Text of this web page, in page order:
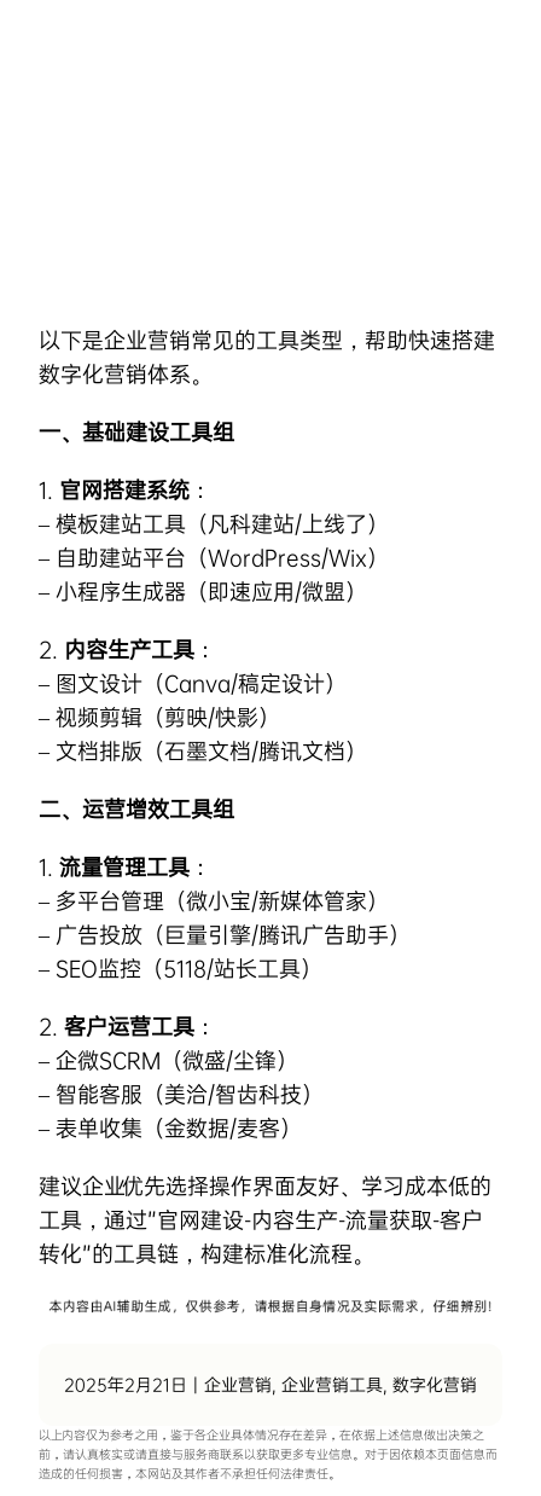
以下是企业营销常见的工具类型，帮助快速搭建
数字化营销体系。
一、基础建设工具组
1. 官网搭建系统：
– 模板建站工具（凡科建站/上线了）
– 自助建站平台（WordPress/Wix）
– 小程序生成器（即速应用/微盟）
2. 内容生产工具：
– 图文设计（Canva/稿定设计）
– 视频剪辑（剪映/快影）
– 文档排版（石墨文档/腾讯文档）
二、运营增效工具组
1. 流量管理工具：
– 多平台管理（微小宝/新媒体管家）
– 广告投放（巨量引擎/腾讯广告助手）
– SEO监控（5118/站长工具）
2. 客户运营工具：
– 企微SCRM（微盛/尘锋）
– 智能客服（美洽/智齿科技）
– 表单收集（金数据/麦客）
建议企业优先选择操作界面友好、学习成本低的
工具，通过”官网建设-内容生产-流量获取-客户
转化”的工具链，构建标准化流程。
2025年2月21日 企业营销, 企业营销工具, 数字化营销
以上内容仅为参考之用，鉴于各企业具体情况存在差异，在依据上述信息做出决策之
前，请认真核实或请直接与服务商联系以获取更多专业信息。对于因依赖本页面信息而
造成的任何损害，本网站及其作者不承担任何法律责任。